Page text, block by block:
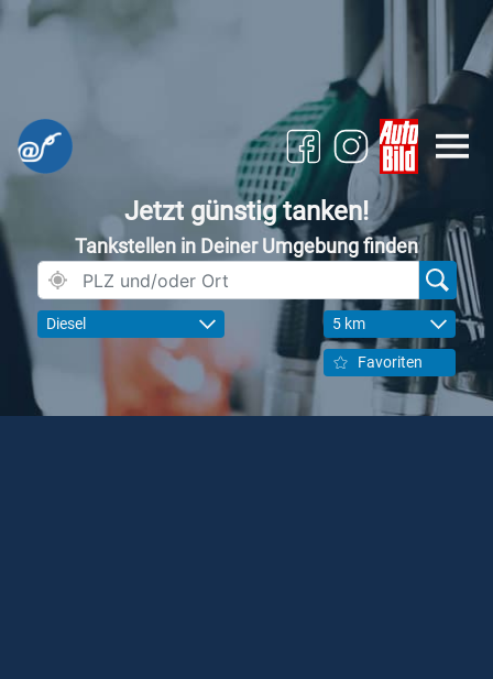
Jetzt günstig tanken!
Tankstellen in Deiner Umgebung finden
Diesel 5 km
Favoriten